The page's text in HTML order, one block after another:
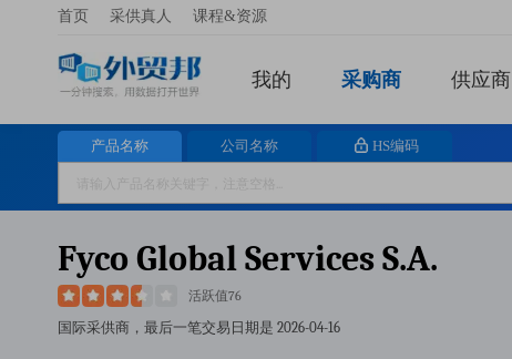
首页 采供真人 课程&资源
我的 采购商 供应商
产品名称 公司名称 HS编码
Fyco Global Services S.a.
活跃值76
国际采供商，最后一笔交易日期是 2026-04-16